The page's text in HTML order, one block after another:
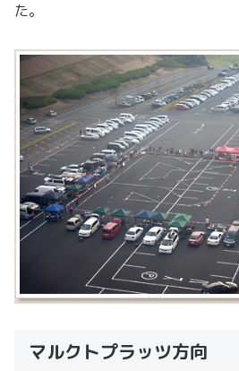
た。
マルクトプラッツ方向